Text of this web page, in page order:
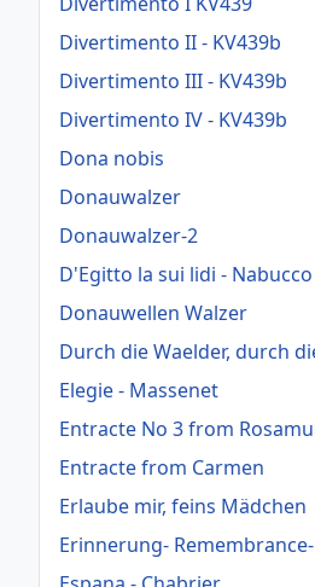
Divertimento II - KV439b
Divertimento III - KV439b
Divertimento IV - KV439b
Dona nobis
Donauwalzer
Donauwalzer-2
D'Egitto la sui lidi -
Donauwellen Walzer
Durch die Waelder, durch
Elegie - Massenet
Entracte No 3 from
Entracte from Carmen
Erlaube mir, feins Mädchen
Erinnerung-